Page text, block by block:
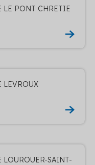
LE PONT CHRETIE
LEVROUX
SAINT-